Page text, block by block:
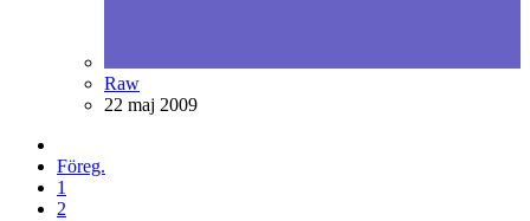
Raw
22 maj 2009
Föreg.
1
2